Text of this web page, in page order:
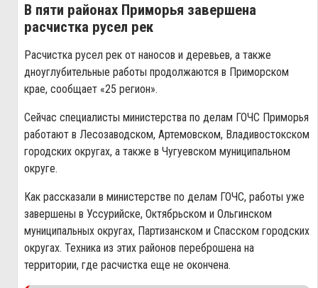
В пяти районах Приморья завершена
расчистка русел рек
Расчистка русел рек от наносов и деревьев, а также
дноуглубительные работы продолжаются в Приморском
крае, сообщает «25 регион».
Сейчас специалисты министерства по делам ГОЧС Приморья
работают в Лесозаводском, Артемовском, Владивостокском
городских округах, а также в Чугуевском муниципальном
округе.
Как рассказали в министерстве по делам ГОЧС, работы уже
завершены в Уссурийске, Октябрьском и Ольгинском
муниципальных округах, Партизанском и Спасском городских
округах. Техника из этих районов переброшена на
территории, где расчистка еще не окончена.